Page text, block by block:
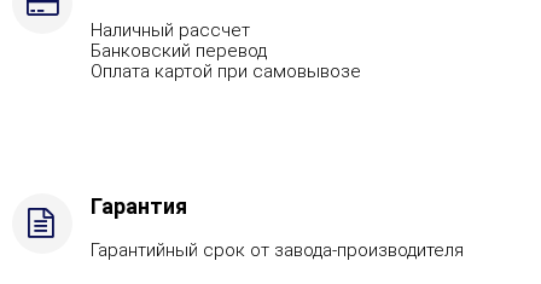
Наличный рассчет
Банковский перевод
Оплата картой при самовывозе
Гарантия
Гарантийный срок от завода-производителя